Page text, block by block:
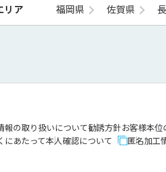
リア 福岡県 佐賀県
報の取り扱いについて勧誘方針お客様本
にあたって本人確認について 匿名加工